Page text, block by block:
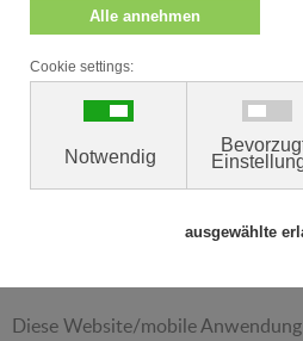
Die MVZ DermatologieZentrum
Website im Einklang mit § 11
Anforderungen der
LBGG barrierefrei zugänglich zu
Diese Erklärung zur
Diese Website/mobile